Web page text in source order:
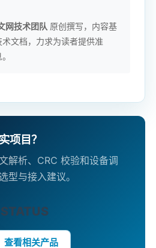
网技术团队 原创撰写，内容基
文档，力求为读者提供准
项目？
解析、CRC 校验和设备调
型与接入建议。
查看相关产品